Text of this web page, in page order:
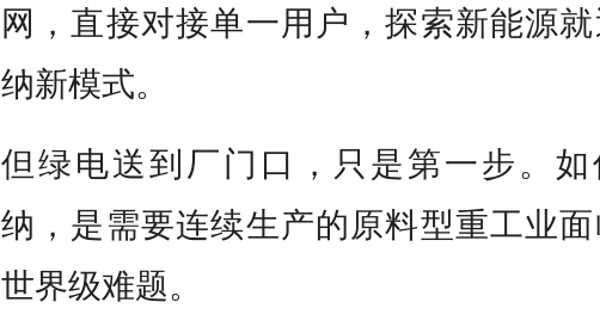
网，直接对接单一用户，探索新能源
纳新模式。
但绿电送到厂门口，只是第一步。如
纳，是需要连续生产的原料型重工业
世界级难题。